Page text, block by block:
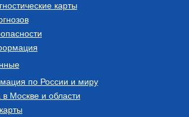
карты
по России и миру
Москве и области